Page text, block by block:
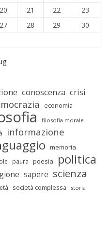
20 21 22
23
27 28 29
30
conoscenza crisi
economia
filosofia morale
informazione
memoria
paura poesia politica
sapere scienza
società complessa storia